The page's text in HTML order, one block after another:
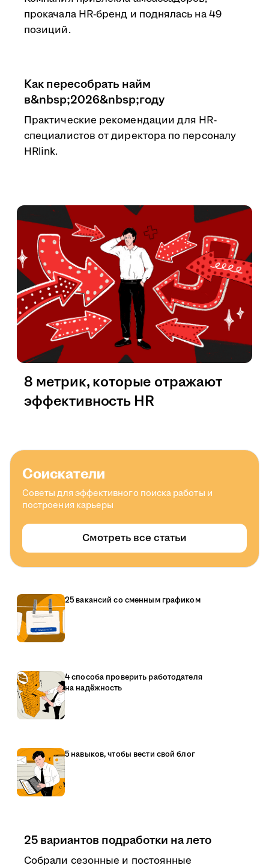
прокачала HR-бренд и поднялась на 49
позиций.
Как пересобрать найм
в&nbsp;2026&nbsp;году
Практические рекомендации для HR-
специалистов от директора по персоналу
HRlink.
8 метрик, которые отражают
эффективность HR
Соискатели
Советы для эффективного поиска работы и
построения карьеры
Смотреть все статьи
25 вакансий со сменным графиком
4 способа проверить работодателя
на надёжность
5 навыков, чтобы вести свой блог
25 вариантов подработки на лето
Собрали сезонные и постоянные